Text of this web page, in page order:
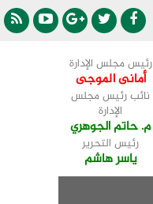
رئيس مجلس الإدارة
أمانى الموجى
نائب رئيس مجلس
الإدارة
م. حاتم الجوهري
رئيس التحرير
ياسر هاشم